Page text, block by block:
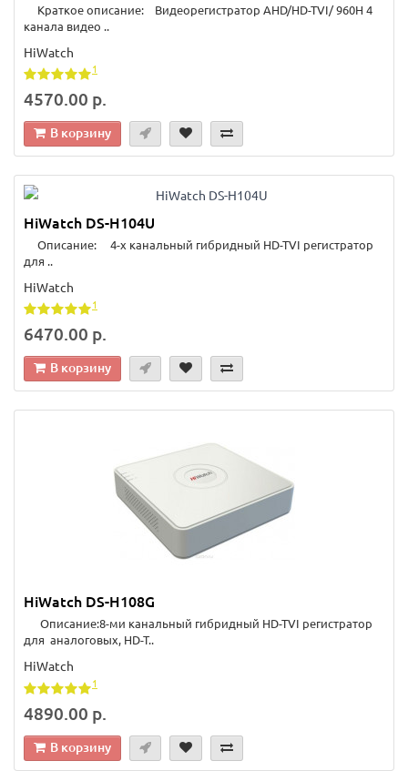
Краткое описание: Видеорегистратор AHD/HD-TVI/ 960H 4
канала видео ..
HiWatch
1
4570.00 р.
В корзину
HiWatch DS-H104U
Описание: 4-х канальный гибридный HD-TVI регистратор
для ..
HiWatch
1
6470.00 р.
В корзину
HiWatch DS-H108G
Описание:8-ми канальный гибридный HD-TVI регистратор
для аналоговых, HD-T..
HiWatch
1
4890.00 р.
В корзину